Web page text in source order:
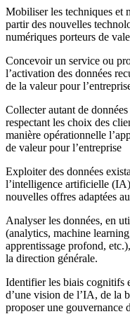
Mobiliser les techniques et
partir des nouvelles
numériques porteurs de
Concevoir un service ou
l’activation des données
de la valeur pour
Collecter autant de
respectant les choix des
manière opérationnelle
de valeur pour l’entreprise
Exploiter des données
l’intelligence artificielle
nouvelles offres adaptées
Analyser les données, en
(analytics, machine
apprentissage profond,
la direction générale.
Identifier les biais cognitifs
d’une vision de l’IA, de la
proposer une gouvernance